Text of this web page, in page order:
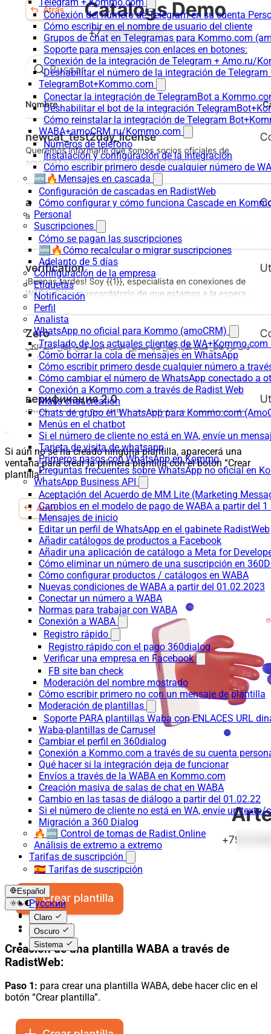
Conexión del número de Telegram en su cuenta
Cómo escribir en el nombre de usuario del cliente
Grupos de chat en Telegramas para Kommo.com
Soporte para mensajes con enlaces en botones:
Conexión de la integración de Telegram + Amo.ru/
Deshabilitar el número de la integración de
TelegramBot+Kommo.com
Conectar la integración de TelegramBot a
Deshabilitar el bot de la integración
Cómo reinstalar la integración de Telegram
WABA+amoCRM.ru/Kommo.com
Números de teléfono
Instalación y configuración de la integración
Cómo escribir primero desde cualquier número de
🆕🔥Mensajes en cascada
Configuración de cascadas en RadistWeb
Cómo configurar y cómo funciona Cascade en
Personal
Suscripciones
Cómo se pagan las suscripciones
🆕🔥Cómo recalcular o migrar suscripciones
Adelanto de 5 días
Configuración de la empresa
Etiquetas
Notificación
Perfil
Analista
WhatsApp no oficial para Kommo (amoCRM)
Traslado de los actuales clientes de
Cómo borrar la cola de mensajes en WhatsApp
Cómo escribir primero desde cualquier número a
Cómo cambiar el número de WhatsApp conectado a
Conexión a Kommo.com a través de Radist Web
Mass chat creation
Chats de grupo en WhatsApp para Kommo.com
Menús en el chatbot
Si el número de cliente no está en WA, envíe un
Tarjeta de visita de whatsapp
Primeros pasos con WhatsApp en Kommo
Preguntas frecuentes sobre WhatsApp no oficial en
WhatsApp Business API
Aceptación del Acuerdo de MM Lite (Marketing
Cambios en el modelo de pago de WABA a partir del
Mensajes de inicio
Editar un perfil de WhatsApp en el gabinete RadistWeb
Añadir catálogos de productos a Facebook
Añadir una aplicación de catálogo a Meta for
Cómo eliminar un número de una suscripción en
Cómo configurar productos / catálogos en WABA
Nuevas condiciones de WABA a partir del 01.02.2023
Conectar un número a WABA
Normas para trabajar con WABA
Conexión a WABA
Registro rápido
Registro rápido con el pago 360dialog
Verificar una empresa en Facebook
FB site ban check
Moderación del nombre mostrado
Cómo escribir primero no con un mensaje de plantilla
Moderación de plantillas
Soporte PARA plantillas Waba con ENLACES URL
Waba-plantillas de Carrusel
Cambiar el perfil en 360dialog
Conexión a Kommo.com a través de su cuenta
Qué hacer si la integración deja de funcionar
Envíos a través de la WABA en Kommo.com
Creación masiva de salas de chat en WABA
Cambio en las tasas de diálogo a partir del 01.02.22
Si el número de cliente no está en WA, envíe un
Migración a 360 Dialog
🔥🆕 Control de tomas de Radist.Online
Análisis de extremo a extremo
Tarifas de suscripción
🇪🇸 Tarifas de suscripción
Español
Русский
English
Español
Claro
Oscuro
Sistema
Si aún no se ha creado ninguna plantilla, aparecerá una
ventana para crear la primera plantilla con el botón “Crear
plantilla”:
Creación de una plantilla WABA a través de
RadistWeb:
Paso 1: para crear una plantilla WABA, debe hacer clic en el
botón “Crear plantilla”.